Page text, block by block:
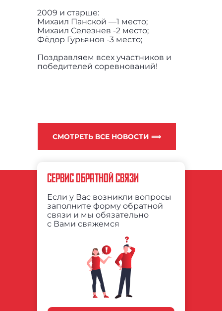
2009 и старше:
Михаил Панской —1 место;
Михаил Селезнев -2 место;
Фёдор Гурьянов -3 место;
Поздравляем всех участников и
победителей соревнований!
СМОТРЕТЬ ВСЕ НОВОСТИ ⟹
СЕРВИС ОБРАТНОЙ СВЯЗИ
Если у Вас возникли вопросы
заполните форму обратной
связи и мы обязательно
с Вами свяжемся